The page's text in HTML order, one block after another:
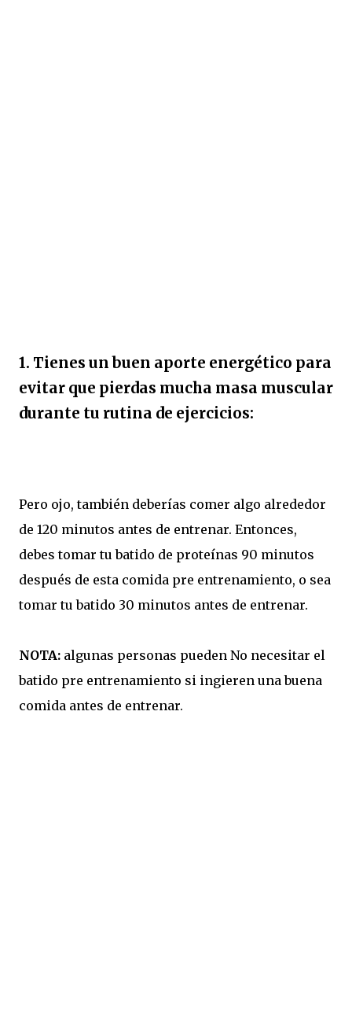
1. Tienes un buen aporte energético para
evitar que pierdas mucha masa muscular
durante tu rutina de ejercicios:
Pero ojo, también deberías comer algo alrededor
de 120 minutos antes de entrenar. Entonces,
debes tomar tu batido de proteínas 90 minutos
después de esta comida pre entrenamiento, o sea
tomar tu batido 30 minutos antes de entrenar.
NOTA: algunas personas pueden No necesitar el
batido pre entrenamiento si ingieren una buena
comida antes de entrenar.